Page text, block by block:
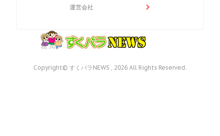
運営会社
Copyright© すくパラNEWS , 2026 All Rights Reserved.